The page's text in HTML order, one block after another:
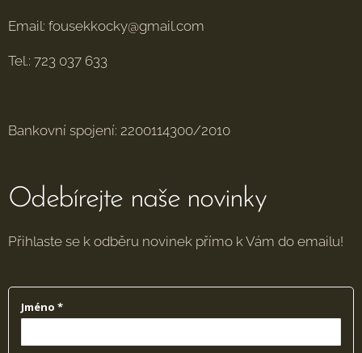
Email: fousekkocky@gmail.com
Tel.: 723 037 633
Bankovní spojení: 2200114300/2010
Odebírejte naše novinky
Přihlaste se k odběru novinek přímo k Vám do emailu!